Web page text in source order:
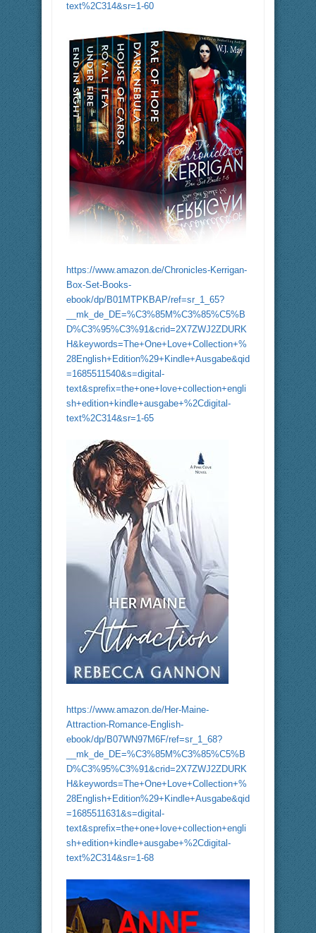
text%2C314&sr=1-60
https://www.amazon.de/Chronicles-Kerrigan-
Box-Set-Books-
ebook/dp/B01MTPKBAP/ref=sr_1_65?
__mk_de_DE=%C3%85M%C3%85%C5%B
D%C3%95%C3%91&crid=2X7ZWJ2ZDURK
H&keywords=The+One+Love+Collection+%
28English+Edition%29+Kindle+Ausgabe&qid
=1685511540&s=digital-
text&sprefix=the+one+love+collection+engli
sh+edition+kindle+ausgabe+%2Cdigital-
text%2C314&sr=1-65
https://www.amazon.de/Her-Maine-
Attraction-Romance-English-
ebook/dp/B07WN97M6F/ref=sr_1_68?
__mk_de_DE=%C3%85M%C3%85%C5%B
D%C3%95%C3%91&crid=2X7ZWJ2ZDURK
H&keywords=The+One+Love+Collection+%
28English+Edition%29+Kindle+Ausgabe&qid
=1685511631&s=digital-
text&sprefix=the+one+love+collection+engli
sh+edition+kindle+ausgabe+%2Cdigital-
text%2C314&sr=1-68